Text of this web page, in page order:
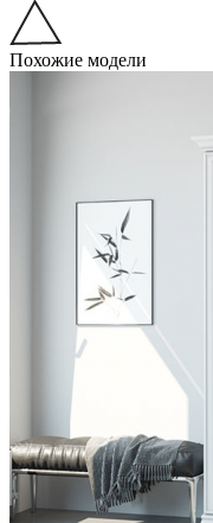
Похожие модели